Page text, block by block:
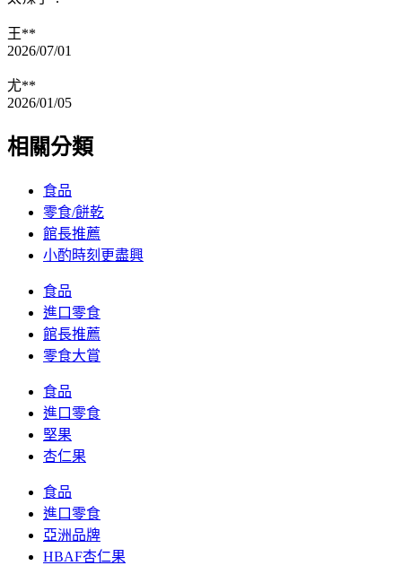
王**
2026/07/01
尤**
2026/01/05
相關分類
食品
零食/餅乾
館長推薦
小酌時刻更盡興
食品
進口零食
館長推薦
零食大賞
食品
進口零食
堅果
杏仁果
食品
進口零食
亞洲品牌
HBAF杏仁果